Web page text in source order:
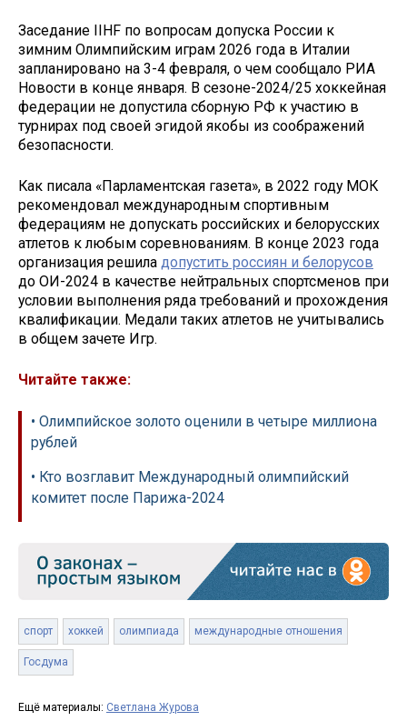
Заседание IIHF по вопросам допуска России к
зимним Олимпийским играм 2026 года в Италии
запланировано на 3-4 февраля, о чем сообщало РИА
Новости в конце января. В сезоне-2024/25 хоккейная
федерации не допустила сборную РФ к участию в
турнирах под своей эгидой якобы из соображений
безопасности.
Как писала «Парламентская газета», в 2022 году МОК
рекомендовал международным спортивным
федерациям не допускать российских и белорусских
атлетов к любым соревнованиям. В конце 2023 года
организация решила допустить россиян и белорусов
до ОИ-2024 в качестве нейтральных спортсменов при
условии выполнения ряда требований и прохождения
квалификации. Медали таких атлетов не учитывались
в общем зачете Игр.
Читайте также:
• Олимпийское золото оценили в четыре миллиона
рублей
• Кто возглавит Международный олимпийский
комитет после Парижа-2024
спорт хоккей олимпиада международные отношения
Госдума
Ещё материалы: Светлана Журова